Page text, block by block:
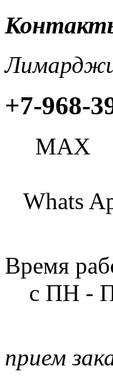
+7-968-
МАХ
Whats
Время
с ПН -
прием